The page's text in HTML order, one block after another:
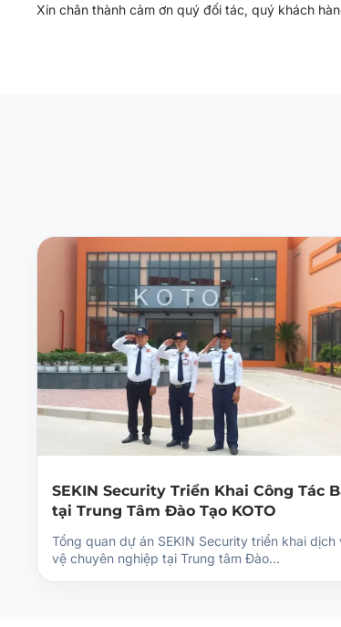
Xin chân thành cảm ơn quý đối tác, quý khách
SEKIN Security Triển Khai Công Tác
tại Trung Tâm Đào Tạo KOTO
Tổng quan dự án SEKIN Security triển khai dịch
vệ chuyên nghiệp tại Trung tâm Đào…